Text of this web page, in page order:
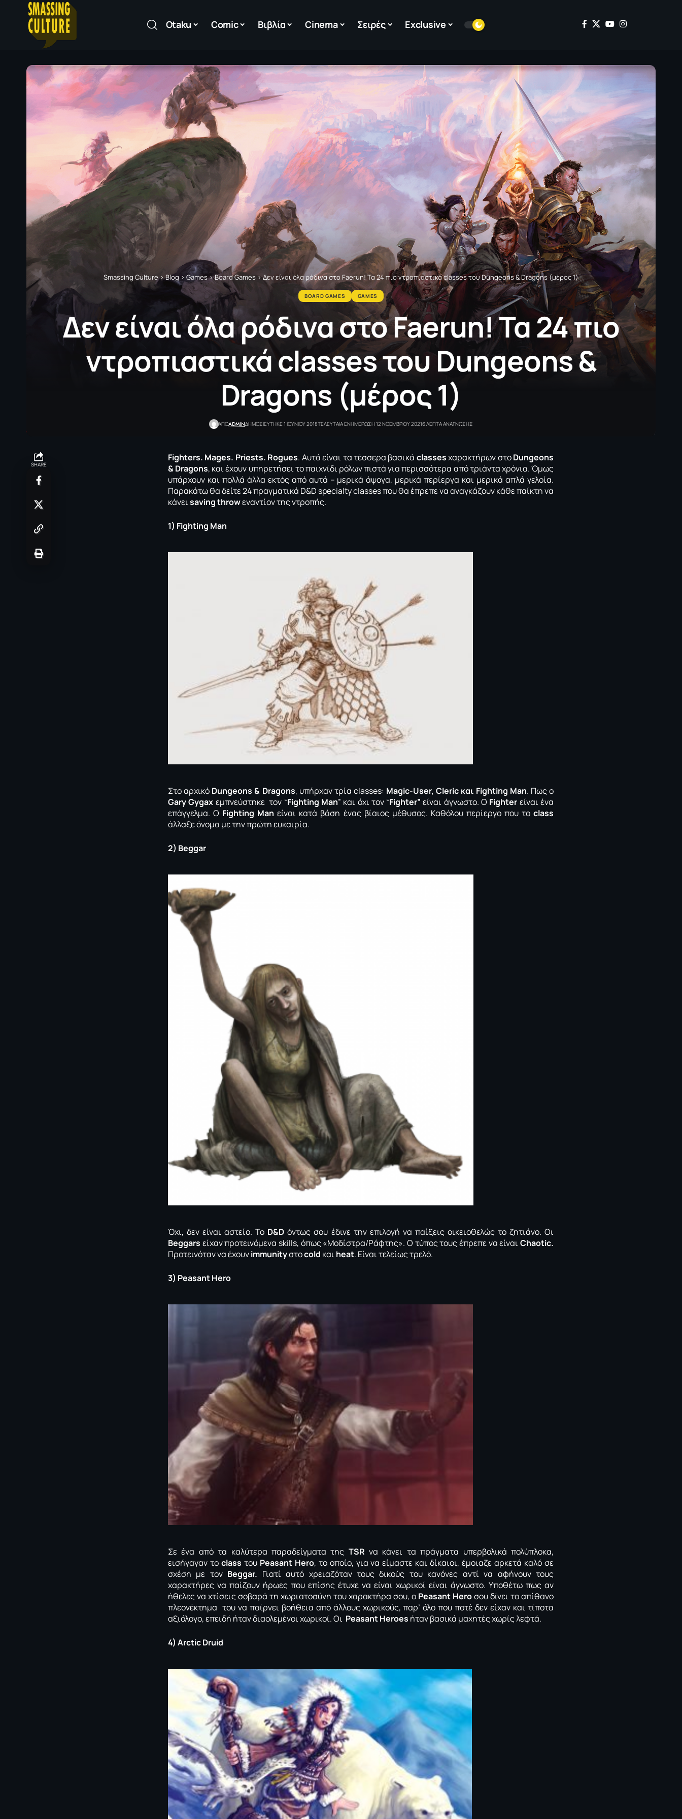
Otaku Comic Βιβλία Cinema Σειρές Exclusive
Smassing Culture>Blog > Games>Board Games>Δεν είναι όλα ρόδινα στο Faerun! Τα 24 πιο ντροπιαστικά classes του Dungeons & Dragons (μέρος 1)
BOARD GAMES GAMES
Δεν είναι όλα ρόδινα στο Faerun! Τα 24 πιο
ντροπιαστικά classes του Dungeons &
Dragons (μέρος 1)
ΑΠΟADMINΔΗΜΟΣΙΕΥΤΗΚΕ 1 ΙΟΥΝΙΟΥ 2018ΤΕΛΕΥΤΑΙΑ ΕΝΗΜΕΡΩΣΗ 12 ΝΟΕΜΒΡΙΟΥ 20216 ΛΕΠΤΑ ΑΝΑΓΝΩΣΗΣ
SHARE
Fighters. Mages. Priests. Rogues. Αυτά είναι τα τέσσερα βασικά classesχαρακτήρων στοDungeons
& Dragons, και έχουν υπηρετήσει το παιχνίδι ρόλων πιστά για περισσότερα από τριάντα χρόνια. Όμως
υπάρχουν και πολλά άλλα εκτός από αυτά – μερικά άψογα, μερικά περίεργα και μερικά απλά γελοία.
Παρακάτω θα δείτε 24 πραγματικά D&D specialty classes που θα έπρεπε να αναγκάζουν κάθε παίκτη να
κάνειsaving throwεναντίον της ντροπής.
1) Fighting Man
Στο αρχικό Dungeons & Dragons, υπήρχαν τρία classes: Magic-User, Cleric και Fighting Man. Πως ο
Gary Gygax εμπνεύστηκε τον “Fighting Man” και όχι τον “Fighter” είναι άγνωστο. Ο Fighter είναι ένα
επάγγελμα. Ο Fighting Man είναι κατά βάση ένας βίαιος μέθυσος. Καθόλου περίεργο που τοclass
άλλαξε όνομα με την πρώτη ευκαιρία.
2) Beggar
Όχι, δεν είναι αστείο. Το D&D όντως σου έδινε την επιλογή να παίξεις οικειοθελώς το ζητιάνο. Οι
Beggars είχαν προτεινόμενα skills, όπως «Μοδίστρα/Ράφτης». Ο τύπος τους έπρεπε να είναι Chaotic.
Προτεινόταν να έχουνimmunityστocold και heat. Είναι τελείως τρελό.
3) PeasantHero
Σε ένα από τα καλύτερα παραδείγματα της TSR να κάνει τα πράγματα υπερβολικά πολύπλοκα,
εισήγαγαν τοclass τουPeasant Hero, το οποίο, για να είμαστε και δίκαιοι, έμοιαζε αρκετά καλό σε
σχέση με τον Beggar. Γιατί αυτό χρειαζόταν τους δικούς του κανόνες αντί να αφήνουν τους
χαρακτήρες να παίζουν ήρωες που επίσης έτυχε να είναι χωρικοί είναι άγνωστο. Υποθέτω πως αν
ήθελες να χτίσεις σοβαρά τη χωριατοσύνη του χαρακτήρα σου, ο Peasant Heroσου δίνει το απίθανο
πλεονέκτημα του να παίρνει βοήθεια από άλλους χωρικούς, παρ’ όλο που ποτέ δεν είχαν και τίποτα
αξιόλογο, επειδή ήταν διαολεμένοι χωρικοί. Οι Peasant Heroes ήταν βασικά μαχητές χωρίς λεφτά.
4) ArcticDruid